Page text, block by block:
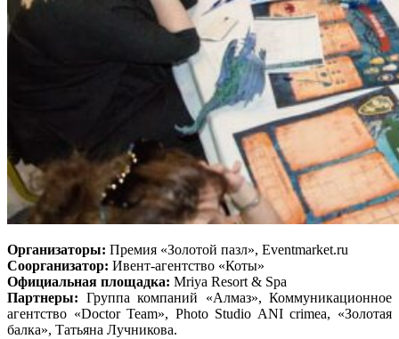
Организаторы: Премия «Золотой пазл», Eventmarket.ru
Соорганизатор: Ивент-агентство «Коты»
Официальная площадка: Mriya Resort & Spa
Партнеры: Группа компаний «Алмаз», Коммуникационное
агентство «Doctor Team», Photo Studio ANI crimea, «Золотая
балка», Татьяна Лучникова.